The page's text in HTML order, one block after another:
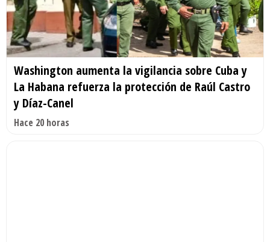
Washington aumenta la vigilancia sobre Cuba y
La Habana refuerza la protección de Raúl Castro
y Díaz-Canel
Hace 20 horas